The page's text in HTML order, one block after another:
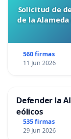
Solicitud de
de la
560 firmas
11 Jun 2026
Defender la
eólicos
535 firmas
29 Jun 2026